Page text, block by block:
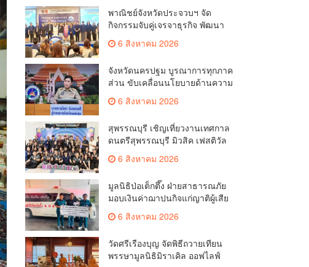
พาณิชย์จังหวัดประจวบฯ จัด
กิจกรรมจับคู่เจรจาธุรกิจ พัฒนา
ศักยภาพ ผู้ประกอบการ ขยายช่อง
ทางการค้า สู่การค้าระหว่าง
6 สิงหาคม 2026
จังหวัดนครปฐม บูรณาการทุกภาค
ส่วน ขับเคลื่อนนโยบายด้านความ
มั่นคง ยกระดับการป้องกัน
อาชญากรรมทางเทคโนโลยี
6 สิงหาคม 2026
สุพรรณบุรี เชิญเที่ยวงานเทศกาล
ดนตรีสุพรรณบุรี มิวสิค เฟสติวัล
มันส์ เหน่อมาก
6 สิงหาคม 2026
มูลนิธิป่อเต็กตึ๊ง ฝ่ายสาธารณภัย
มอบเงินค่าฌาปนกิจแก่ญาติผู้เสีย
ชีวิต จากเหตุเพลิงไหม้ โรงเบียร์ ณ
ลาดพร้าว จำนวน 20,000 บาท
6 สิงหาคม 2026
วัดศรีเรืองบุญ จัดพิธีถวายเทียน
พรรษามูลนิธิมิราเคิล ออฟไลฟ์